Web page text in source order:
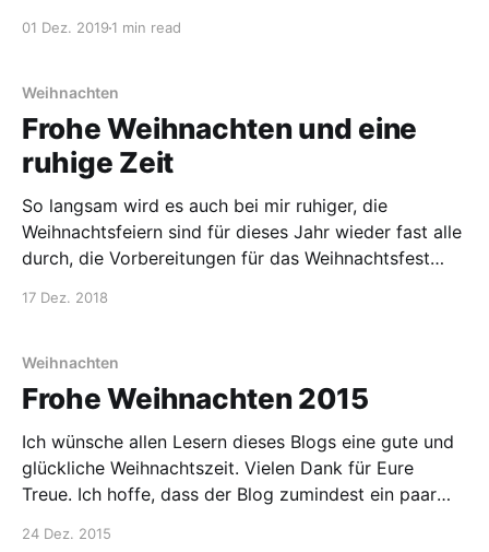
geringen negativen Footprint haben. Wie ich gesehen
habe,
01 Dez. 2019 1 min read
Weihnachten
Frohe Weihnachten und eine
ruhige Zeit
So langsam wird es auch bei mir ruhiger, die
Weihnachtsfeiern sind für dieses Jahr wieder fast alle
durch, die Vorbereitungen für das Weihnachtsfest
2019 vorbereiten und bis
17 Dez. 2018
Weihnachten
Frohe Weihnachten 2015
Ich wünsche allen Lesern dieses Blogs eine gute und
glückliche Weihnachtszeit. Vielen Dank für Eure
Treue. Ich hoffe, dass der Blog zumindest ein paar
24 Dez. 2015